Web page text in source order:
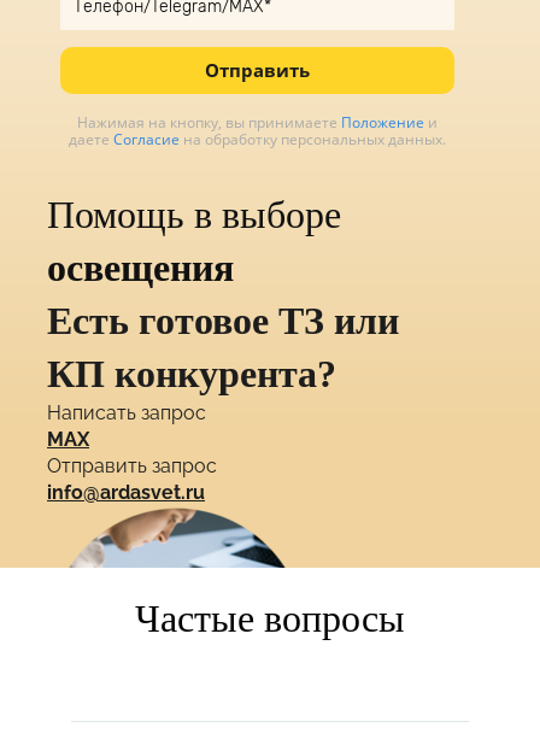
Отправить
Нажимая на кнопку, вы принимаете Положение и
даете Согласие на обработку персональных данных.
Помощь в выборе
освещения
Есть готовое ТЗ или
КП конкурента?
Написать запрос
MAX
Отправить запрос
info@ardasvet.ru
Частые вопросы